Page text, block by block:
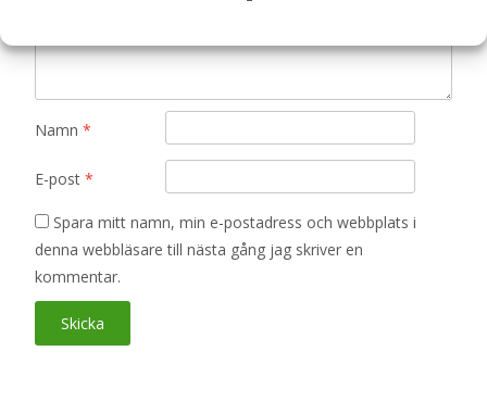
Namn *
E-post *
Spara mitt namn, min e-postadress och webbplats i
denna webbläsare till nästa gång jag skriver en
kommentar.